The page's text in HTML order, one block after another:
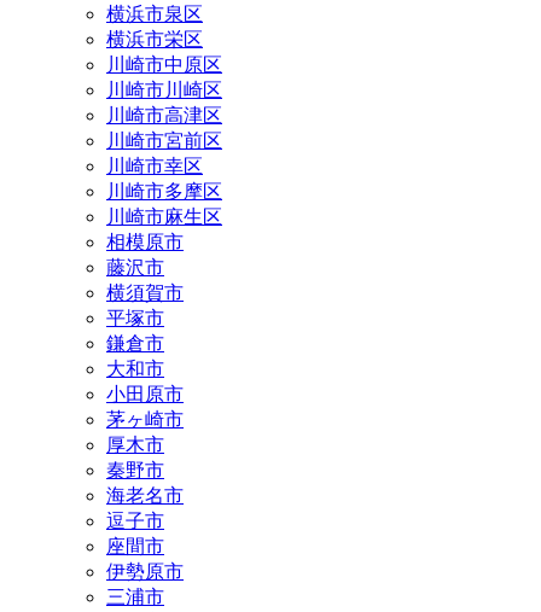
横浜市泉区
横浜市栄区
川崎市中原区
川崎市川崎区
川崎市高津区
川崎市宮前区
川崎市幸区
川崎市多摩区
川崎市麻生区
相模原市
藤沢市
横須賀市
平塚市
鎌倉市
大和市
小田原市
茅ヶ崎市
厚木市
秦野市
海老名市
逗子市
座間市
伊勢原市
三浦市